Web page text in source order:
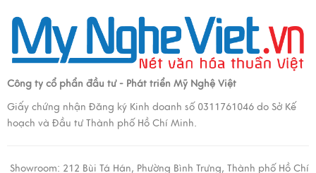
Công ty cổ phẩn đầu tư - Phát triển Mỹ Nghệ Việt
Giấy chứng nhận Đăng ký Kinh doanh số 0311761046 do Sở Kế
hoạch và Đầu tư Thành phố Hồ Chí Minh.
Showroom: 212 Bùi Tá Hán, Phường Bình Trưng, Thành phố Hồ Chí